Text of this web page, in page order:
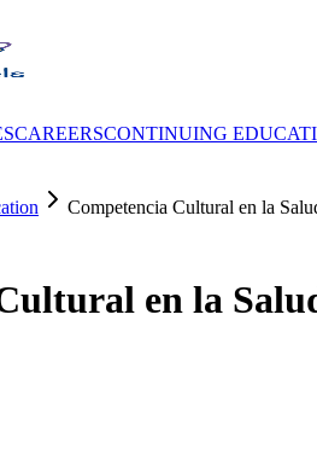
CAREERSCONTINUING
Competencia Cultural en la
en la